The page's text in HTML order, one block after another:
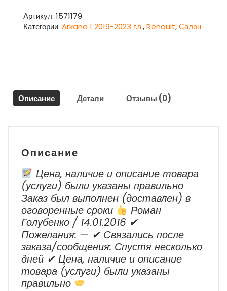
внутренняя
средней
Рено
Аркана
2019-
г.в.
Артикул: 1571179
Категории: Arkana 1 2019-2023 г.в.,Renault,Салон
Описание Детали Отзывы (0)
Описание
Цена, наличие и описание товара
(услуги) были указаны правильно
Заказ был выполнен (доставлен) в
оговоренные сроки
Роман
Голубенко / 14.01.2016 ✔
Пожелания: — ✔ Cвязались после
заказа/сообщения: Спустя несколько
дней ✔ Цена, наличие и описание
товара (услуги) были указаны
правильно